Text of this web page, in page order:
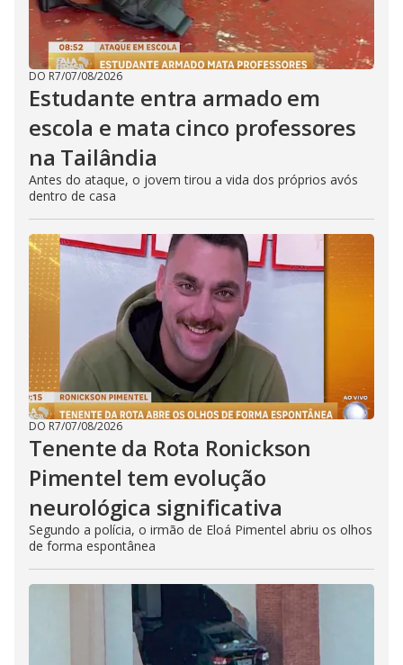
DO R7/07/08/2026
Estudante entra armado em
escola e mata cinco professores
na Tailândia
Antes do ataque, o jovem tirou a vida dos próprios avós
dentro de casa
DO R7/07/08/2026
Tenente da Rota Ronickson
Pimentel tem evolução
neurológica significativa
Segundo a polícia, o irmão de Eloá Pimentel abriu os olhos
de forma espontânea